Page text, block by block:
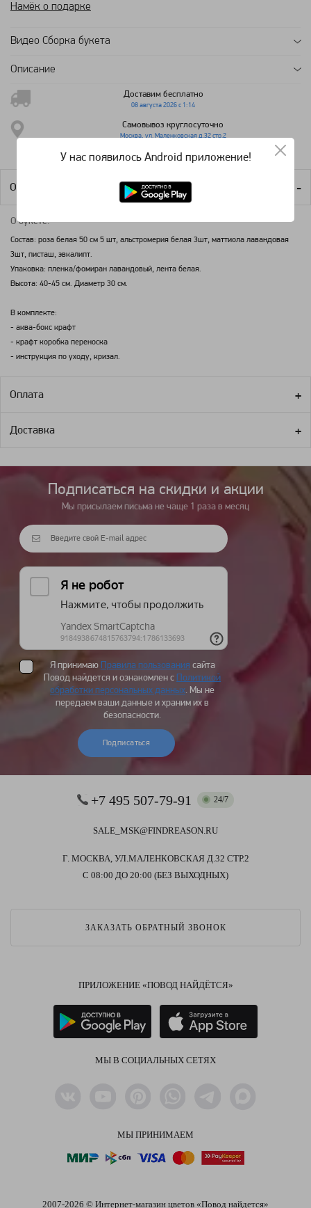
Намёк о подарке
Видео Сборка букета
Описание
Доставим бесплатно
08 августа 2026 с 1:14
Самовывоз круглосуточно
Москва, ул. Маленковская д.32 стр.2
Описание продукта
О букете:
Состав: роза белая 50 см 5 шт, альстромерия белая 3шт, маттиола лавандовая
3шт, писташ, эвкалипт.
Упаковка: пленка/фомиран лавандовый, лента белая.
Высота: 40-45 см. Диаметр 30 см.
В комплекте:
- аква-бокс крафт
- крафт коробка переноска
- инструкция по уходу, кризал.
Оплата
Доставка
Подписаться на cкидки и акции
Мы присылаем письма не чаще 1 раза в месяц
Я принимаю Правила пользования сайта
Повод найдется и ознакомлен с Политикой
обработки персональных данных. Мы не
передаем ваши данные и храним их в
безопасности.
Подписаться
+7 495 507-79-91 24/7
SALE_MSK@FINDREASON.RU
Г. МОСКВА, УЛ.МАЛЕНКОВСКАЯ Д.32 СТР.2
С 08:00 ДО 20:00 (БЕЗ ВЫХОДНЫХ)
ЗАКАЗАТЬ ОБРАТНЫЙ ЗВОНОК
ПРИЛОЖЕНИЕ «ПОВОД НАЙДЁТСЯ»
МЫ В СОЦИАЛЬНЫХ СЕТЯХ
МЫ ПРИНИМАЕМ
2007-2026 © Интернет-магазин цветов «Повод найдется»
У нас появилось Android приложение!